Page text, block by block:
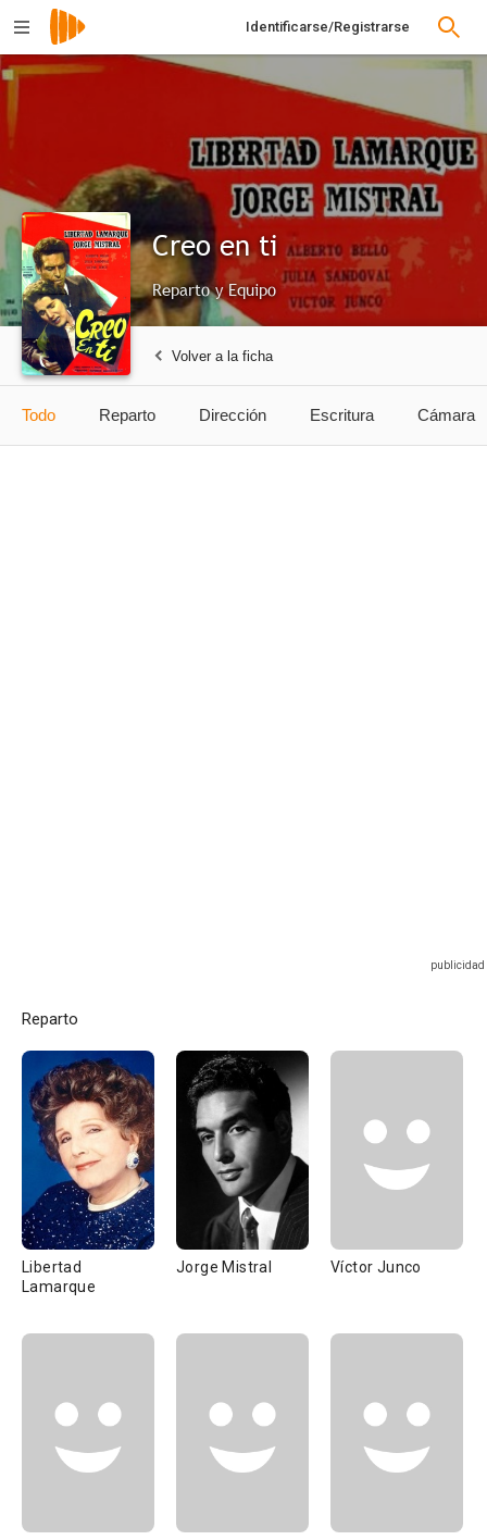
Identificarse/Registrarse
Creo en ti
Reparto y Equipo
Volver a la ficha
Todo Reparto Dirección Escritura Cámara
Reparto
Libertad
Lamarque
Jorge Mistral Víctor Junco